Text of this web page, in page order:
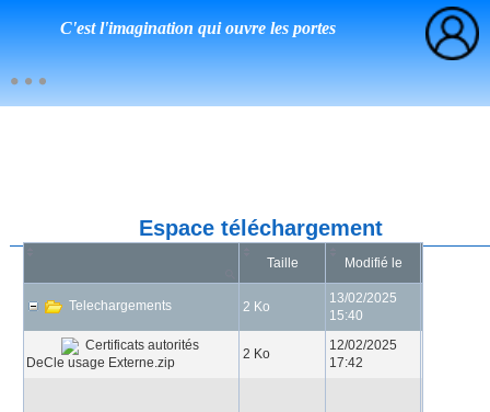
C'est l'imagination qui ouvre les portes
Espace téléchargement
Taille Modifié le
Telechargements 2 Ko
13/02/2025
15:40
Certificats autorités
DeCle usage Externe.zip
2 Ko
12/02/2025
17:42